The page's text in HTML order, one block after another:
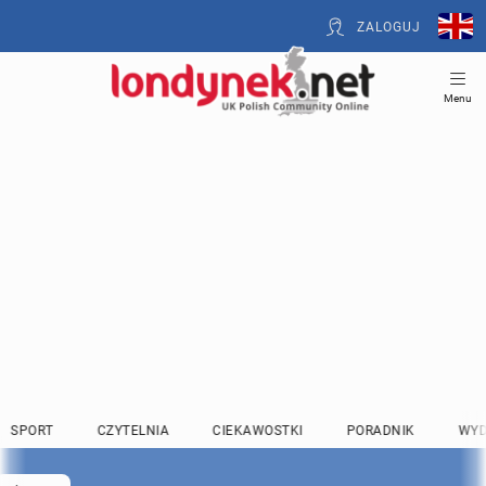
ZALOGUJ
Menu
SPORT CZYTELNIA CIEKAWOSTKI PORADNIK